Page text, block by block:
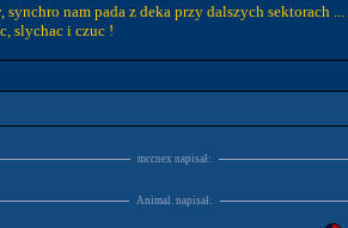
nam pada z deka przy dalszych sektorach
slychac i czuc !
mccnex napisał:
Animal. napisał: